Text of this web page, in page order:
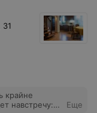
крайне
навстречу:
Еще